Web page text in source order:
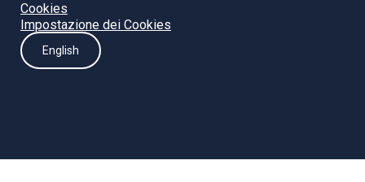
Cookies
Impostazione dei Cookies
English